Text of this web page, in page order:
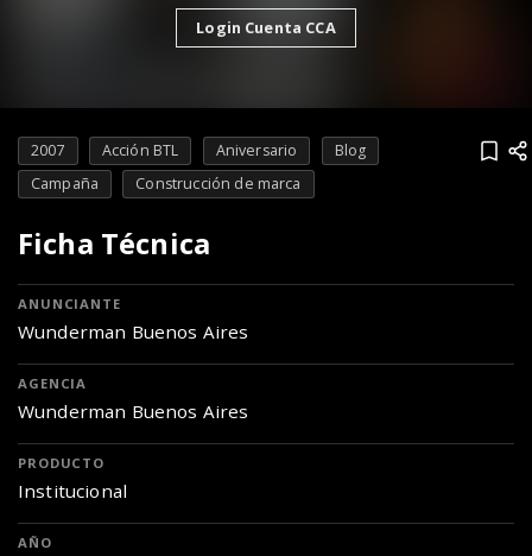
Login Cuenta CCA
2007 Acción BTL Aniversario
Blog
Campaña
Construcción de marca
Ficha Técnica
ANUNCIANTE
Wunderman Buenos Aires
AGENCIA
Wunderman Buenos Aires
PRODUCTO
Institucional
AÑO